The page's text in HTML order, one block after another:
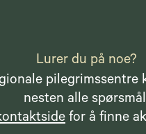
Lurer du på noe?
pilegrimssentre
nesten alle
for å finne